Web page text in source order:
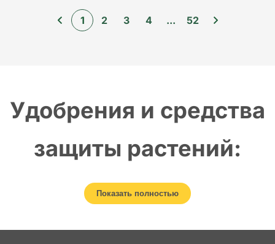
1 2 3 4 ... 52
Удобрения и средства
защиты растений:
надежная основа
урожайности
Показать полностью